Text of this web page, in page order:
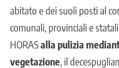
abitato e dei suoli posti al
comunali, provinciali e
HORASalla pulizia
vegetazione , il